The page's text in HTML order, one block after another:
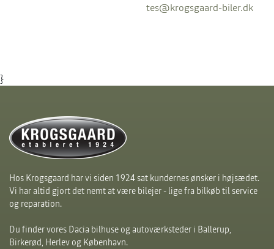
tes@krogsgaard-biler.dk
}
Hos Krogsgaard har vi siden 1924 sat kundernes ønsker i højsædet.
Vi har altid gjort det nemt at være bilejer - lige fra bilkøb til service
og reparation.
Du finder vores Dacia bilhuse og autoværksteder i Ballerup,
Birkerød, Herlev og København.